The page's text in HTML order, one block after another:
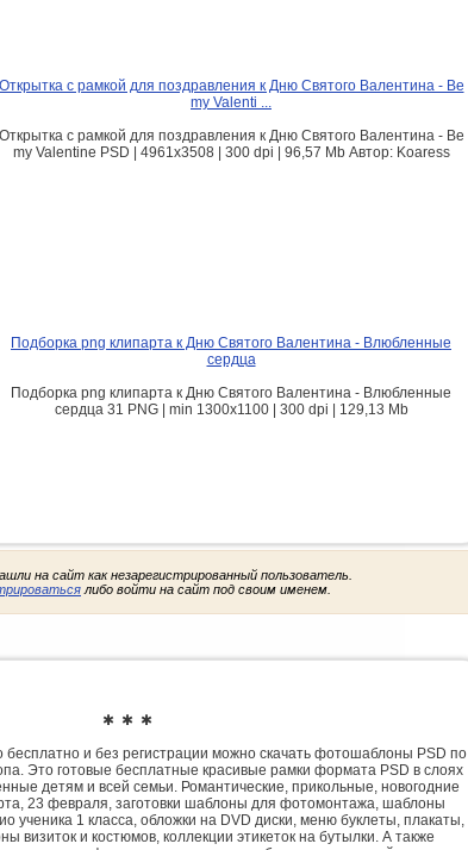
Открытка с рамкой для поздравления к Дню Святого Валентина - Be
my Valenti ...
Открытка с рамкой для поздравления к Дню Святого Валентина - Be
my Valentine PSD | 4961x3508 | 300 dpi | 96,57 Mb Автор: Koaress
Подборка png клипарта к Дню Святого Валентина - Влюбленные
сердца
Подборка png клипарта к Дню Святого Валентина - Влюбленные
сердца 31 PNG | min 1300x1100 | 300 dpi | 129,13 Mb
на сайт как незарегистрированный пользователь.
либо войти на сайт под своим именем.
✱ ✱ ✱
и без регистрации можно скачать фотошаблоны PSD по
Это готовые бесплатные красивые рамки формата PSD в слоях
детям и всей семьи. Романтические, прикольные, новогодние
23 февраля, заготовки шаблоны для фотомонтажа, шаблоны
ученика 1 класса, обложки на DVD диски, меню буклеты, плакаты,
визиток и костюмов, коллекции этикеток на бутылки. А также